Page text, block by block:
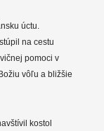
úctu.
na cestu
pomoci v
vôľu a bližšie
kostol